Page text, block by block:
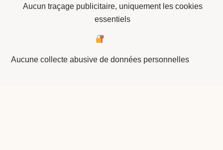
Aucun traçage publicitaire, uniquement les cookies
essentiels
Aucune collecte abusive de données personnelles